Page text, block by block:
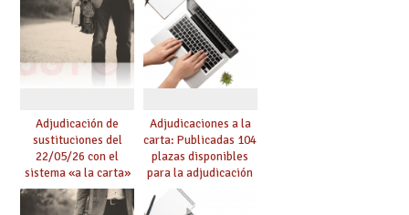
Adjudicación de
sustituciones del
22/05/26 con el
sistema «a la carta»
conseguido con el
Acuerdo de Mejoras
Adjudicaciones a la
carta: Publicadas 104
plazas disponibles
para la adjudicación
de mañana y abierto
plazo de solicitudes